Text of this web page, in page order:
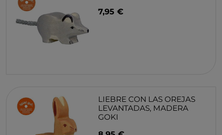
7,95 €
LIEBRE CON LAS OREJAS
LEVANTADAS, MADERA
GOKI